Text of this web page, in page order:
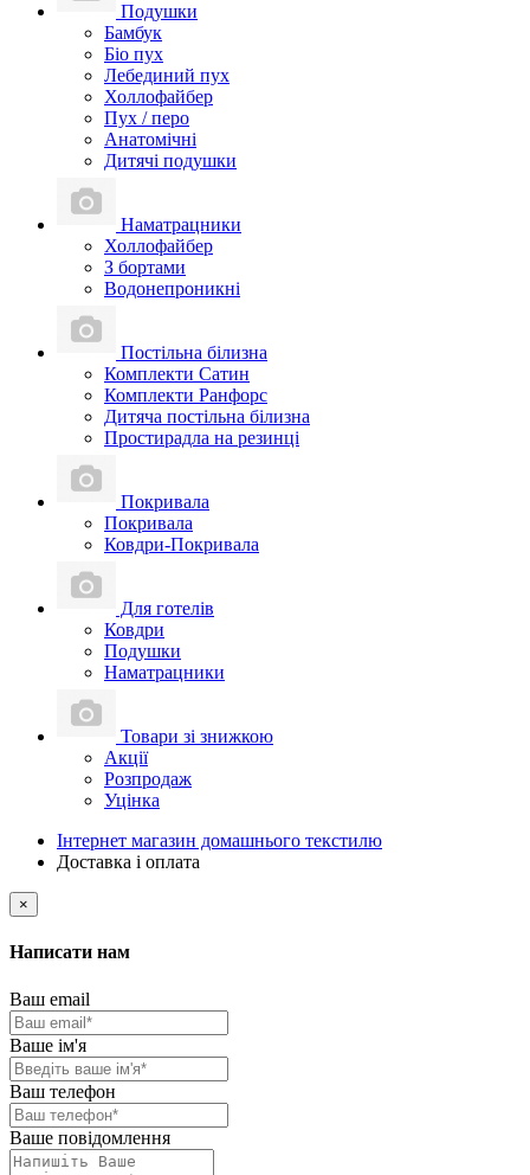
Подушки
Бамбук
Біо пух
Лебединий пух
Холлофайбер
Пух / перо
Анатомічні
Дитячі подушки
Наматрацники
Холлофайбер
З бортами
Водонепроникні
Постільна білизна
Комплекти Сатин
Комплекти Ранфорс
Дитяча постільна білизна
Простирадла на резинці
Покривала
Покривала
Ковдри-Покривала
Для готелів
Ковдри
Подушки
Наматрацники
Товари зі знижкою
Акції
Розпродаж
Уцінка
Інтернет магазин домашнього текстилю
Доставка і оплата
×
Написати нам
Ваш email
Ваше ім'я
Ваш телефон
Ваше повідомлення